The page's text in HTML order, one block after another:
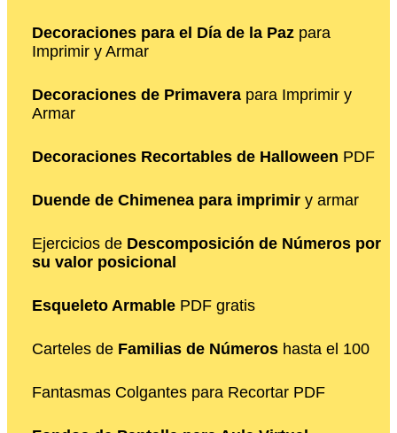
Decoraciones para el Día de la Paz para
Imprimir y Armar
Decoraciones de Primavera para Imprimir y
Armar
Decoraciones Recortables de Halloween PDF
Duende de Chimenea para imprimir y armar
Ejercicios de Descomposición de Números por
su valor posicional
Esqueleto Armable PDF gratis
Carteles de Familias de Números hasta el 100
Fantasmas Colgantes para Recortar PDF